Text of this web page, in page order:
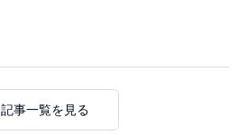
記事一覧を見る